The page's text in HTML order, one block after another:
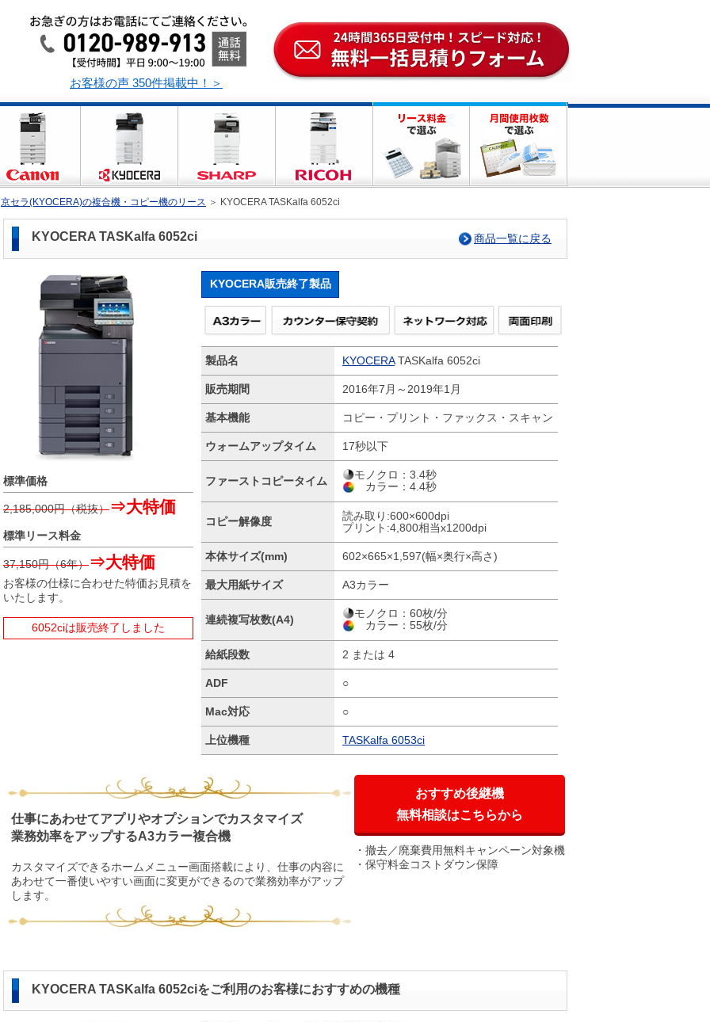
お客様の声 350件掲載中！＞
京セラ(KYOCERA)の複合機・コピー機のリース ＞ KYOCERA TASKalfa 6052ci
KYOCERA TASKalfa 6052ci 商品一覧に戻る
標準価格
2,185,000円（税抜）⇒大特価
標準リース料金
37,150円（6年）⇒大特価
お客様の仕様に合わせた特価お見積を
いたします。
6052ciは販売終了しました
KYOCERA販売終了製品
製品名 KYOCERATASKalfa 6052ci
販売期間 2016年7月～2019年1月
基本機能 コピー・プリント・ファックス・スキャン
ウォームアップタイム 17秒以下
ファーストコピータイム
モノクロ：3.4秒
カラー：4.4秒
コピー解像度
読み取り:600×600dpi
プリント:4,800相当x1200dpi
本体サイズ(mm) 602×665×1,597(幅×奥行×高さ)
最大用紙サイズ A3カラー
連続複写枚数(A4)
モノクロ：60枚/分
カラー：55枚/分
給紙段数 2 または 4
ADF ○
Mac対応 ○
上位機種 TASKalfa 6053ci
仕事にあわせてアプリやオプションでカスタマイズ
業務効率をアップするA3カラー複合機
カスタマイズできるホームメニュー画面搭載により、仕事の内容に
あわせて一番使いやすい画面に変更ができるので業務効率がアップ
します。
おすすめ後継機
無料相談はこちらから
撤去／廃棄費用無料キャンペーン対象機
保守料金コストダウン保障
KYOCERA TASKalfa 6052ciをご利用のお客様におすすめの機種